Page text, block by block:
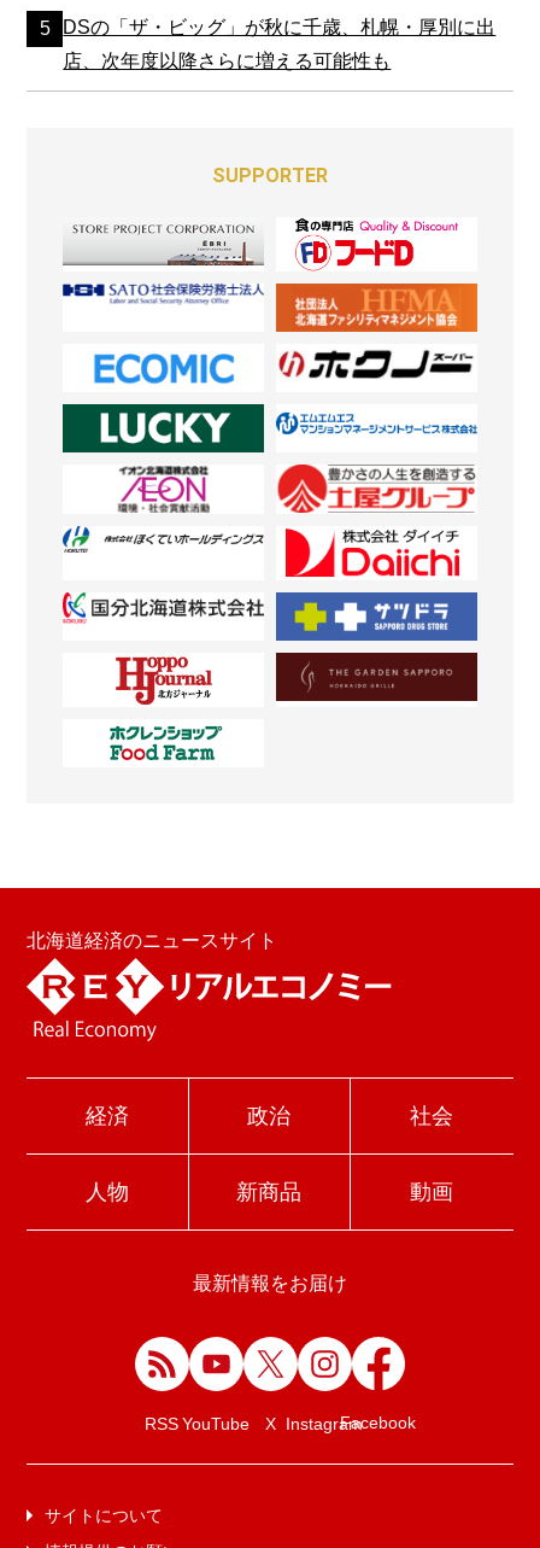
DSの「ザ・ビッグ」が秋に千歳、札幌・厚別に出
店、次年度以降さらに増える可能性も
SUPPORTER
北海道経済のニュースサイト
経済 政治 社会
人物 新商品 動画
最新情報をお届け
RSSYouTube X InstagramFacebook
サイトについて